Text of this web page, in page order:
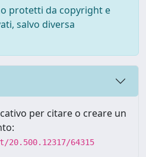
protetti da copyright e
salvo diversa
per citare o creare un
64315